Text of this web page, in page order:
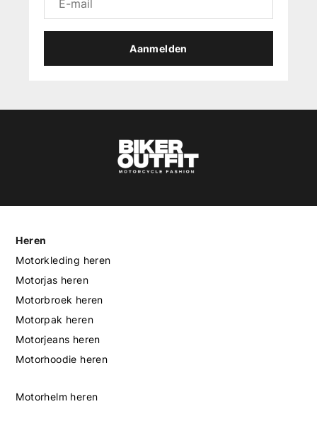
Aanmelden
Heren
Motorkleding heren
Motorjas heren
Motorbroek heren
Motorpak heren
Motorjeans heren
Motorhoodie heren
Motorhelm heren